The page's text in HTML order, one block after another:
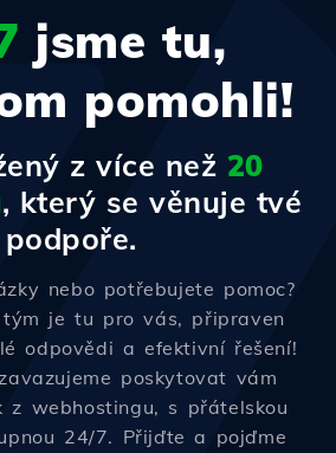
jsme tu,
pomohli!
z více než 20
, který se věnuje tvé
podpoře.
nebo potřebujete pomoc?
je tu pro vás, připraven
odpovědi a efektivní řešení!
poskytovat vám
z webhostingu, s přátelskou
24/7. Přijďte a pojďme